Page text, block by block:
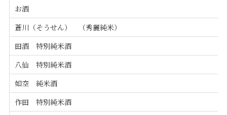
お酒
蒼川（そうせん） （秀麗純米）
田酒 特別純米酒
八仙 特別純米酒
如空 純米酒
作田 特別純米酒